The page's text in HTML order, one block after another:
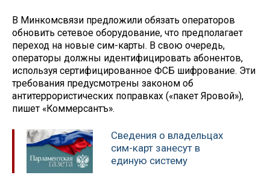
В Минкомсвязи предложили обязать операторов
обновить сетевое оборудование, что предполагает
переход на новые сим-карты. В свою очередь,
операторы должны идентифицировать абонентов,
используя сертифицированное ФСБ шифрование. Эти
требования предусмотрены законом об
антитеррористических поправках («пакет Яровой»),
пишет «Коммерсантъ».
Сведения о владельцах
сим-карт занесут в
единую систему